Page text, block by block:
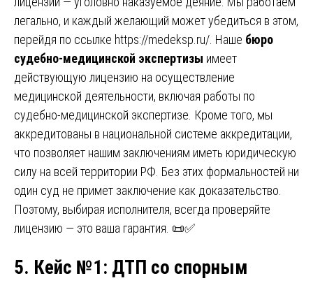
легально, и каждый желающий может убедиться в этом,
перейдя по ссылке https://medeksp.ru/ . Наше бюро
судебно-медицинской экспертизы имеет
действующую лицензию на осуществление
медицинской деятельности, включая работы по
судебно-медицинской экспертизе. Кроме того, мы
аккредитованы в национальной системе аккредитации,
что позволяет нашим заключениям иметь юридическую
силу на всей территории РФ. Без этих формальностей ни
один суд не примет заключение как доказательство.
Поэтому, выбирая исполнителя, всегда проверяйте
лицензию — это ваша гарантия. 📜✅
5. Кейс №1: ДТП со спорным